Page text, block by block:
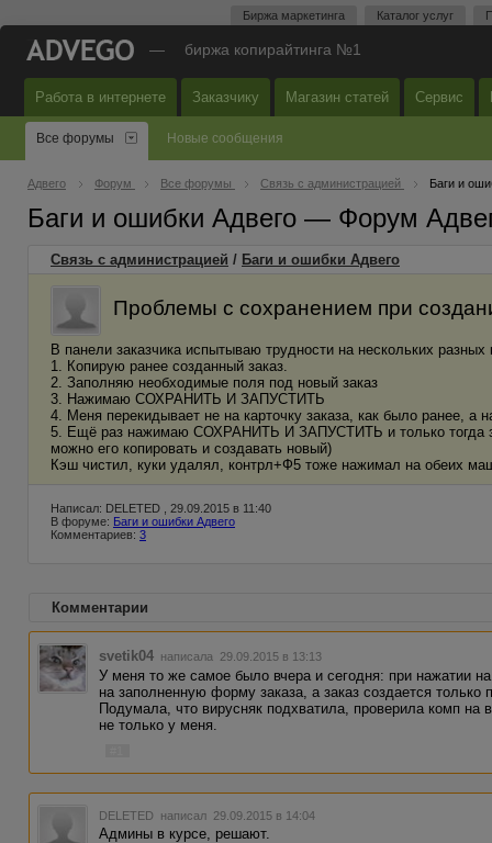
Биржа маркетинга Каталог услуг
— биржа копирайтинга №1
Работа в интернете Заказчику Магазин статей Сервис
Все форумы Новые сообщения
Адвего Форум Все форумы Связь с администрацией Баги и
Баги и ошибки Адвего — Форум
Связь с администрацией / Баги и ошибки Адвего
Проблемы с сохранением при
В панели заказчика испытываю трудности на нескольких
1. Копирую ранее созданный заказ.
2. Заполняю необходимые поля под новый заказ
3. Нажимаю СОХРАНИТЬ И ЗАПУСТИТЬ
4. Меня перекидывает не на карточку заказа, как было ранее,
5. Ещё раз нажимаю СОХРАНИТЬ И ЗАПУСТИТЬ и только тогда
можно его копировать и создавать новый)
Кэш чистил, куки удалял, контрл+Ф5 тоже нажимал на обеих
Написал: DELETED , 29.09.2015 в 11:40
В форуме: Баги и ошибки Адвего
Комментариев: 3
Комментарии
svetik04 написала 29.09.2015 в 13:13
У меня то же самое было вчера и сегодня: при нажатии
на заполненную форму заказа, а заказ создается только
Подумала, что вирусняк подхватила, проверила комп на
не только у меня.
DELETED написал 29.09.2015 в 14:04
Админы в курсе, решают.